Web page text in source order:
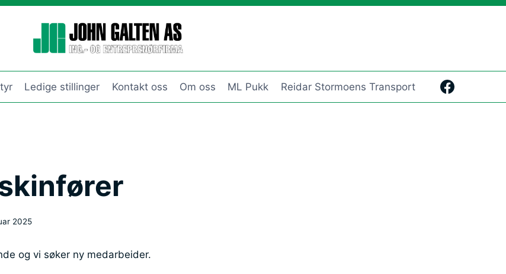
Ledige stillinger Kontakt oss Om oss ML Pukk Reidar Stormoens Transport
2025
og vi søker ny medarbeider.